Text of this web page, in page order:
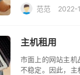
范范
2022-
主机租用
市面上的网站主机
不稳定。因此，主